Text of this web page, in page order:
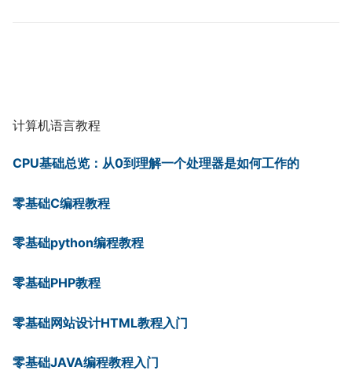
计算机语言教程
CPU基础总览：从0到理解一个处理器是如何工作的
零基础C编程教程
零基础python编程教程
零基础PHP教程
零基础网站设计HTML教程入门
零基础JAVA编程教程入门